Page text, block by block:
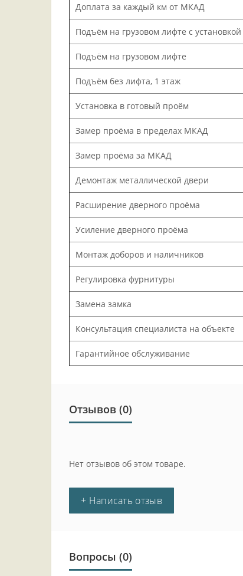
Доплата за каждый км от МКАД
Подъём на грузовом лифте с установкой
Подъём на грузовом лифте
Подъём без лифта, 1 этаж
Установка в готовый проём
Замер проёма в пределах МКАД
Замер проёма за МКАД
Демонтаж металлической двери
Расширение дверного проёма
Усиление дверного проёма
Монтаж доборов и наличников
Регулировка фурнитуры
Замена замка
Консультация специалиста на объекте
Гарантийное обслуживание
Отзывов (0)
Нет отзывов об этом товаре.
+ Написать отзыв
Вопросы (0)